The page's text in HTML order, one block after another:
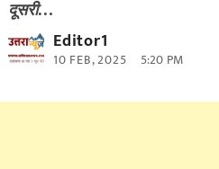
दूसरी…
Editor1
10 FEB, 2025 5:20 PM